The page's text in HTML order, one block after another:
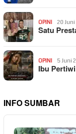
OPINI 20
Satu
OPINI 5 Juni
Ibu
INFO SUMBAR